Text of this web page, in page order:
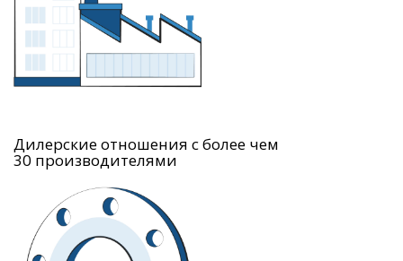
Дилерские отношения с более чем
30 производителями